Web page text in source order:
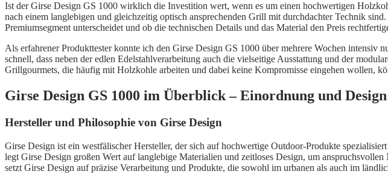
Ist der Girse Design GS 1000 wirklich die Investition wert, wenn es um einen hochwertigen
nach einem langlebigen und gleichzeitig optisch ansprechenden Grill mit durchdachter Technik
Premiumsegment unterscheidet und ob die technischen Details und das Material den Preis
Als erfahrener Produkttester konnte ich den Girse Design GS 1000 über mehrere Wochen
schnell, dass neben der edlen Edelstahlverarbeitung auch die vielseitige Ausstattung und der
Grillgourmets, die häufig mit Holzkohle arbeiten und dabei keine Kompromisse eingehen wollen,
Girse Design GS 1000 im Überblick – Einordnung und Design
Hersteller und Philosophie von Girse Design
Girse Design ist ein westfälischer Hersteller, der sich auf hochwertige Outdoor-Produkte
legt Girse Design großen Wert auf langlebige Materialien und zeitloses Design, um
setzt Girse Design auf präzise Verarbeitung und Produkte, die sowohl im urbanen als auch im